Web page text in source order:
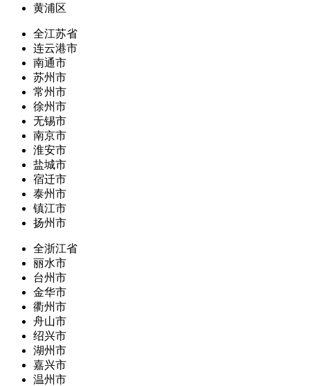
黄浦区
全江苏省
连云港市
南通市
苏州市
常州市
徐州市
无锡市
南京市
淮安市
盐城市
宿迁市
泰州市
镇江市
扬州市
全浙江省
丽水市
台州市
金华市
衢州市
舟山市
绍兴市
湖州市
嘉兴市
温州市